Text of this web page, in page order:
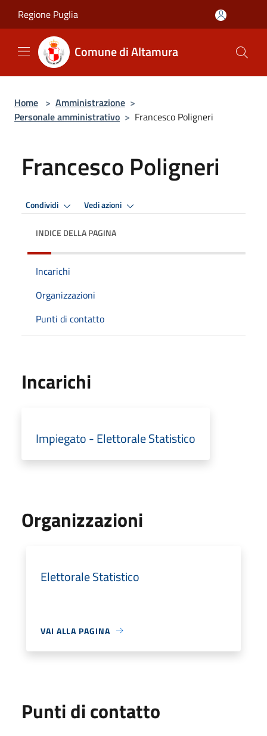
Regione Puglia
Comune di Altamura
Home > Amministrazione >
Personale amministrativo > Francesco Poligneri
Francesco Poligneri
Condividi Vedi azioni
INDICE DELLA PAGINA
Incarichi
Organizzazioni
Punti di contatto
Incarichi
Impiegato - Elettorale Statistico
Organizzazioni
Elettorale Statistico
VAI ALLA PAGINA
Punti di contatto